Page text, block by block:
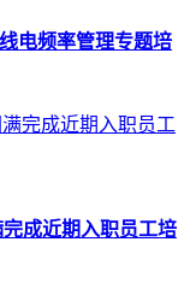
电频率管理专题培
成近期入职员工培